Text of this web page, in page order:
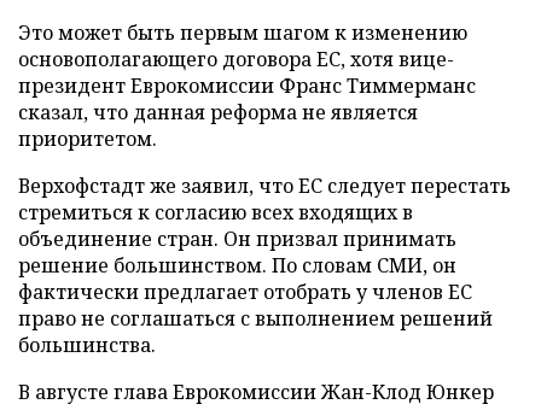
Это может быть первым шагом к изменению
основополагающего договора ЕС, хотя вице-
президент Еврокомиссии Франс Тиммерманс
сказал, что данная реформа не является
приоритетом.
Верхофстадт же заявил, что ЕС следует перестать
стремиться к согласию всех входящих в
объединение стран. Он призвал принимать
решение большинством. По словам СМИ, он
фактически предлагает отобрать у членов ЕС
право не соглашаться с выполнением решений
большинства.
В августе глава Еврокомиссии Жан-Клод Юнкер